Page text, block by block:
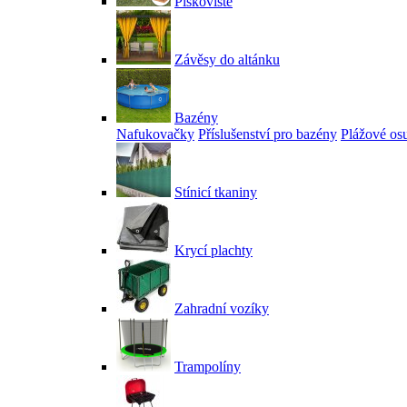
Závěsy do altánku
Bazény
Nafukovačky Příslušenství pro bazény Plážové
Stínicí tkaniny
Krycí plachty
Zahradní vozíky
Trampolíny